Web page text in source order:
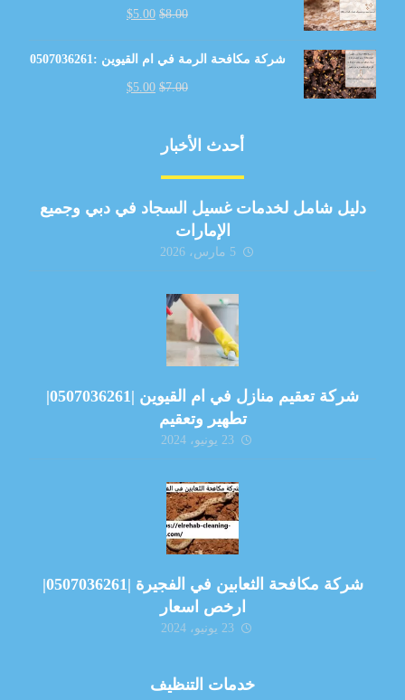
$8.00
$5.00
شركة مكافحة الرمة في ام القيوين :0507036261
$7.00
$5.00
أحدث الأخبار
دليل شامل لخدمات غسيل السجاد في دبي وجميع
الإمارات
5 مارس، 2026
شركة تعقيم منازل في ام القيوين |0507036261|
تطهير وتعقيم
23 يونيو، 2024
شركة مكافحة الثعابين في الفجيرة |0507036261|
ارخص اسعار
23 يونيو، 2024
خدمات التنظيف